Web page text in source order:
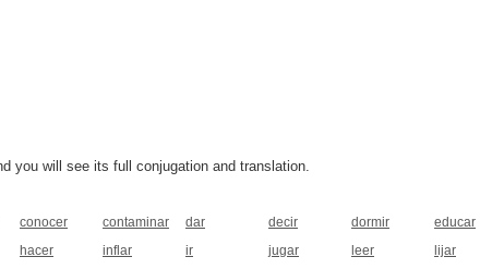
you will see its full conjugation and translation.
conocer contaminar dar decir dormir
educar
hacer inflar ir jugar leer
lijar